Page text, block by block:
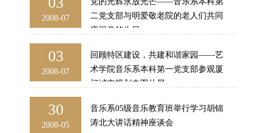
2008-07
二党支部与明爱敬老院的老人们共同
庆祝党的生日
03
2008-07
回顾特区建设，共建和谐家园——艺
术学院音乐系本科第一党支部参观厦
门城市规划史图片展
30
2008-05
音乐系05级音乐教育班举行学习胡锦
涛北大讲话精神座谈会